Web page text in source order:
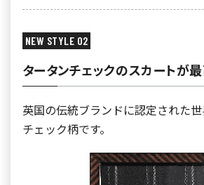
NEW STYLE 02
タータンチェックのスカートが
英国の伝統ブランドに認定された
チェック柄です。